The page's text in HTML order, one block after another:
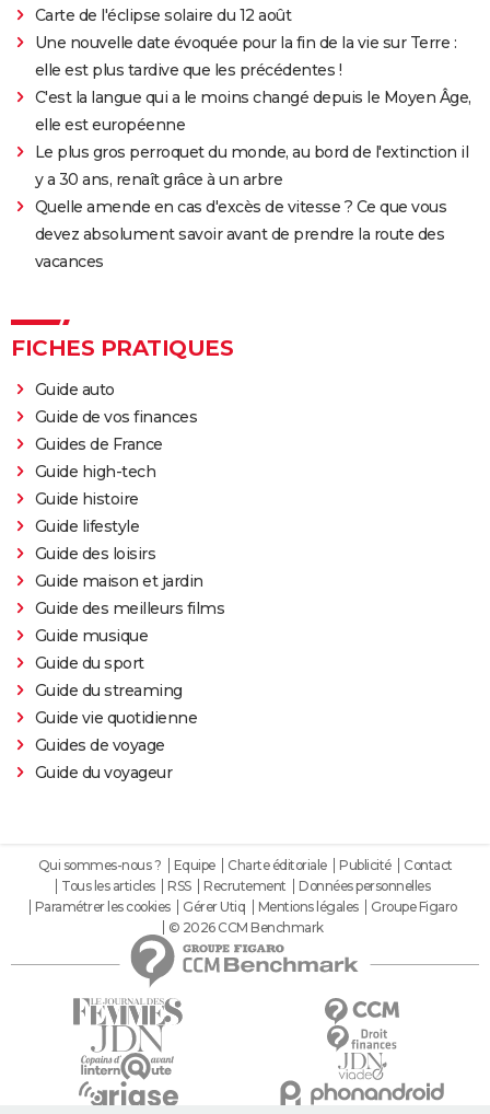
Carte de l'éclipse solaire du 12 août
Une nouvelle date évoquée pour la fin de la vie sur Terre :
elle est plus tardive que les précédentes !
C'est la langue qui a le moins changé depuis le Moyen Âge,
elle est européenne
Le plus gros perroquet du monde, au bord de l'extinction il
y a 30 ans, renaît grâce à un arbre
Quelle amende en cas d'excès de vitesse ? Ce que vous
devez absolument savoir avant de prendre la route des
vacances
FICHES PRATIQUES
Guide auto
Guide de vos finances
Guides de France
Guide high-tech
Guide histoire
Guide lifestyle
Guide des loisirs
Guide maison et jardin
Guide des meilleurs films
Guide musique
Guide du sport
Guide du streaming
Guide vie quotidienne
Guides de voyage
Guide du voyageur
Qui sommes-nous ? Equipe Charte éditoriale Publicité
Contact
Tous les articles
RSS Recrutement
Données personnelles
Paramétrer les cookies
Gérer Utiq Mentions légales
Groupe Figaro
© 2026 CCM Benchmark